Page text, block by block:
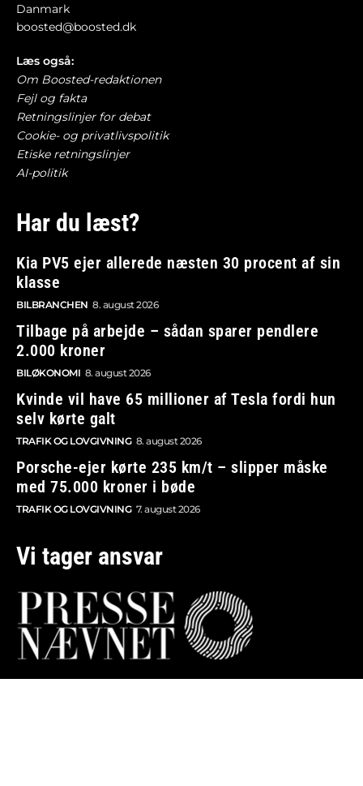
Danmark
boosted@boosted.dk
Læs også:
Om Boosted-redaktionen
Fejl og fakta
Retningslinjer for debat
Cookie- og privatlivspolitik
Etiske retningslinjer
AI-politik
Har du læst?
Kia PV5 ejer allerede næsten 30 procent af sin
klasse
BILBRANCHEN 8. august 2026
Tilbage på arbejde – sådan sparer pendlere
2.000 kroner
BILØKONOMI 8. august 2026
Kvinde vil have 65 millioner af Tesla fordi hun
selv kørte galt
TRAFIK OG LOVGIVNING 8. august 2026
Porsche-ejer kørte 235 km/t – slipper måske
med 75.000 kroner i bøde
TRAFIK OG LOVGIVNING 7. august 2026
Vi tager ansvar